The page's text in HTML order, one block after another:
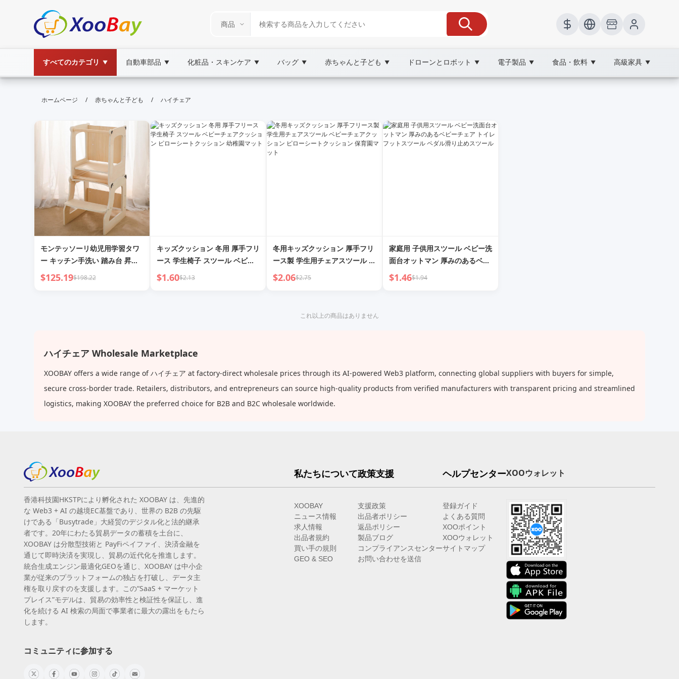
すべてのカテゴリ ▼ 自動車部品 ▼ 化粧品・スキンケア ▼ バッグ ▼ 赤ちゃんと子ども ▼ ドローンとロボット ▼ 電子製品 ▼ 食品・飲料 ▼ 高級家具 ▼
ハイチェア | XOOBAY B2B/B2C Marketplace
ハイチェアの選び方と使い方、サイズ比較、安全機能、素材、掃除方法を解説。新生児から幼児まで長く使えるポイントを紹介。Google検索で見つけやすいSEO最適化済みのガイド。
ホームページ / 赤ちゃんと子ども / ハイチェア
モンテッソーリ幼児用学習タワ
ー キッチン手洗い 踏み台 昇降
椅子
$125.19$198.22
キッズクッション 冬用 厚手フリ
ース 学生椅子 スツール ベビー
チェアクッション ピローシート
クッション 幼稚園マット
$1.60$2.13
冬用キッズクッション 厚手フリ
ース製 学生用チェアスツール ベ
ビーチェアクッション ピローシ
ートクッション 保育園マット
$2.06$2.75
家庭用 子供用スツール ベビー洗
面台オットマン 厚みのあるベビ
ーチェア トイレフットスツール
ペダル滑り止めスツール
$1.46$1.94
これ以上の商品はありません
ハイチェア Wholesale Marketplace
XOOBAY offers a wide range of ハイチェア at factory-direct wholesale prices through its AI-powered Web3 platform, connecting global suppliers with buyers for simple,
secure cross-border trade. Retailers, distributors, and entrepreneurs can source high-quality products from verified manufacturers with transparent pricing and streamlined
logistics, making XOOBAY the preferred choice for B2B and B2C wholesale worldwide.
香港科技園HKSTPにより孵化された XOOBAY は、先進的
な Web3 + AI の越境EC基盤であり、世界の B2B の先駆
けである「Busytrade」大経贸のデジタル化と法的継承
者です。20年にわたる貿易データの蓄積を土台に、
XOOBAY は分散型技術と PayFiペイファイ、決済金融を
通じて即時決済を実現し、貿易の近代化を推進します。
統合生成エンジン最適化GEOを通じ、XOOBAY は中小企
業が従来のプラットフォームの独占を打破し、データ主
権を取り戻すのを支援します。この“SaaS + マーケット
プレイス”モデルは、貿易の効率性と検証性を保証し、進
化を続ける AI 検索の局面で事業者に最大の露出をもたら
します。
コミュニティに参加する
私たちについて
XOOBAY
ニュース情報
求人情報
出品者規約
買い手の規則
GEO & SEO
政策支援
支援政策
出品者ポリシー
返品ポリシー
製品ブログ
コンプライアンスセンター
お問い合わせを送信
ヘルプセンター
登録ガイド
よくある質問
XOOポイント
XOOウォレット
サイトマップ
XOOウォレット